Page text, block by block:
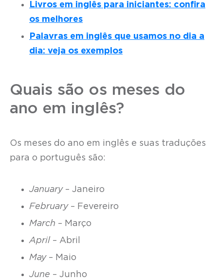
Livros em inglês para iniciantes: confira
os melhores
Palavras em inglês que usamos no dia a
dia: veja os exemplos
Quais são os meses do
ano em inglês?
Os meses do ano em inglês e suas traduções
para o português são:
January– Janeiro
February– Fevereiro
March – Março
April – Abril
May– Maio
June – Junho